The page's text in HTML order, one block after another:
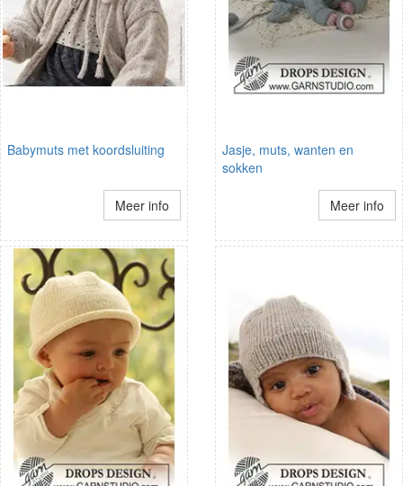
Babymuts met koordsluiting
Meer info
Jasje, muts, wanten en
sokken
Meer info